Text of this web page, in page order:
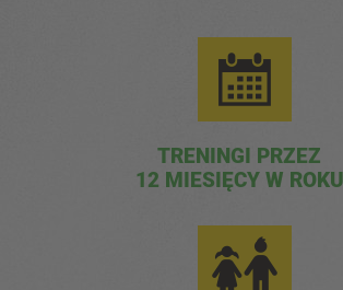
TRENINGI PRZEZ
12 MIESIĘCY W ROKU